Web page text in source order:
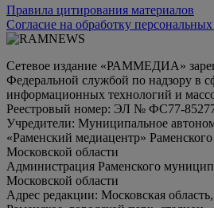
Правила цитирования материалов
Согласие на обработку
Сетевое издание «РАММЕДИА»
Федеральной службой по надзору в
информационных технологий и
Реестровый номер: ЭЛ № ФС77-
Учредители: Муниципальное
«Раменский медиацентр»
Московской области
Администрация Раменского
Московской области
Адрес редакции: Московская область,